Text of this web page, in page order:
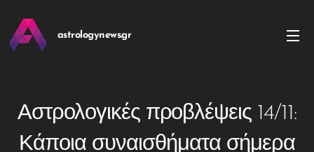
astrologynews.gr
Αστρολογικές προβλέψεις 14/11:
Κάποια συναισθήματα σήμερα